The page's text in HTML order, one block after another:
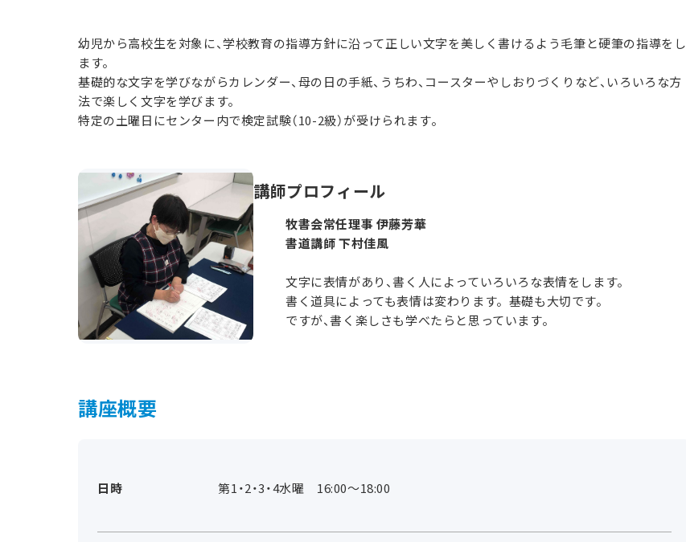
幼児から高校生を対象に、学校教育の指導方針に沿って正しい文字を美しく書けるよう毛筆と硬筆の指導をし
ます。
基礎的な文字を学びながらカレンダー、母の日の手紙、うちわ、コースターやしおりづくりなど、いろいろな方
法で楽しく文字を学びます。
特定の土曜日にセンター内で検定試験（10-2級）が受けられます。
講師プロフィール
牧書会常任理事 伊藤芳華
書道講師 下村佳風
文字に表情があり、書く人によっていろいろな表情をします。
書く道具によっても表情は変わります。基礎も大切です。
ですが、書く楽しさも学べたらと思っています。
講座概要
日時 第1・2・3・4水曜 16:00～18:00